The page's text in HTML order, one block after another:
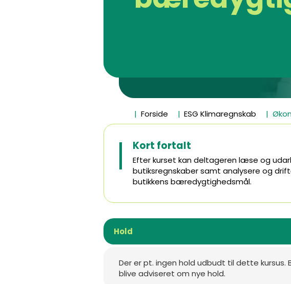
Forside ESG Klimaregnskab
Kort fortalt
Efter kurset kan deltageren læse og
butiksregnskaber samt analysere og
butikkens bæredygtighedsmål.
Hold
Der er pt. ingen hold udbudt til dette kursus.
blive adviseret om nye hold.